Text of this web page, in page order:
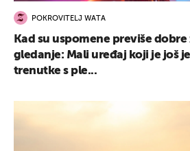
POKROVITELJ WATA
Kad su uspomene previše
gledanje: Mali uređaj koji je još
trenutke s ple...